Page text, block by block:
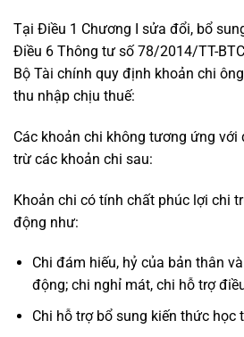
Tại Điều 1 Chương I sửa đổi, bổ
Điều 6 Thông tư số 78/2014/TT-
Bộ Tài chính quy định khoản chi
thu nhập chịu thuế:
Các khoản chi không tương ứng với
trừ các khoản chi sau:
Khoản chi có tính chất phúc lợi chi
động như:
Chi đám hiếu, hỷ của bản thân
động; chi nghỉ mát, chi hỗ trợ
Chi hỗ trợ bổ sung kiến thức học